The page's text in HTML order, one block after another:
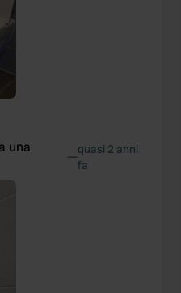
una
—quasi 2 anni
fa